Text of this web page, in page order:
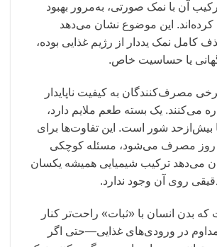
آن با نمک صورتی، به‌مرور بهبود
کرده‌اند. این موضوع نشان می‌دهد
کامل نمک یددار از رژیم غذایی بوده،
یا حساسیت خاص.
مصرف‌کنندگان به کیفیت ناپایدار
می‌کنند. یک بسته طعم ملایم دارد،
بیش‌ازحد شور است. این تفاوت‌ها برای
مصرف می‌شود، مسئله کوچکی
می‌دهد ترکیب شیمیایی همیشه یکسان
روی آن وجود ندارد.
بدن انسان با «ثبات» راحت‌تر کنار
در ورودی‌های غذایی—حتی اگر